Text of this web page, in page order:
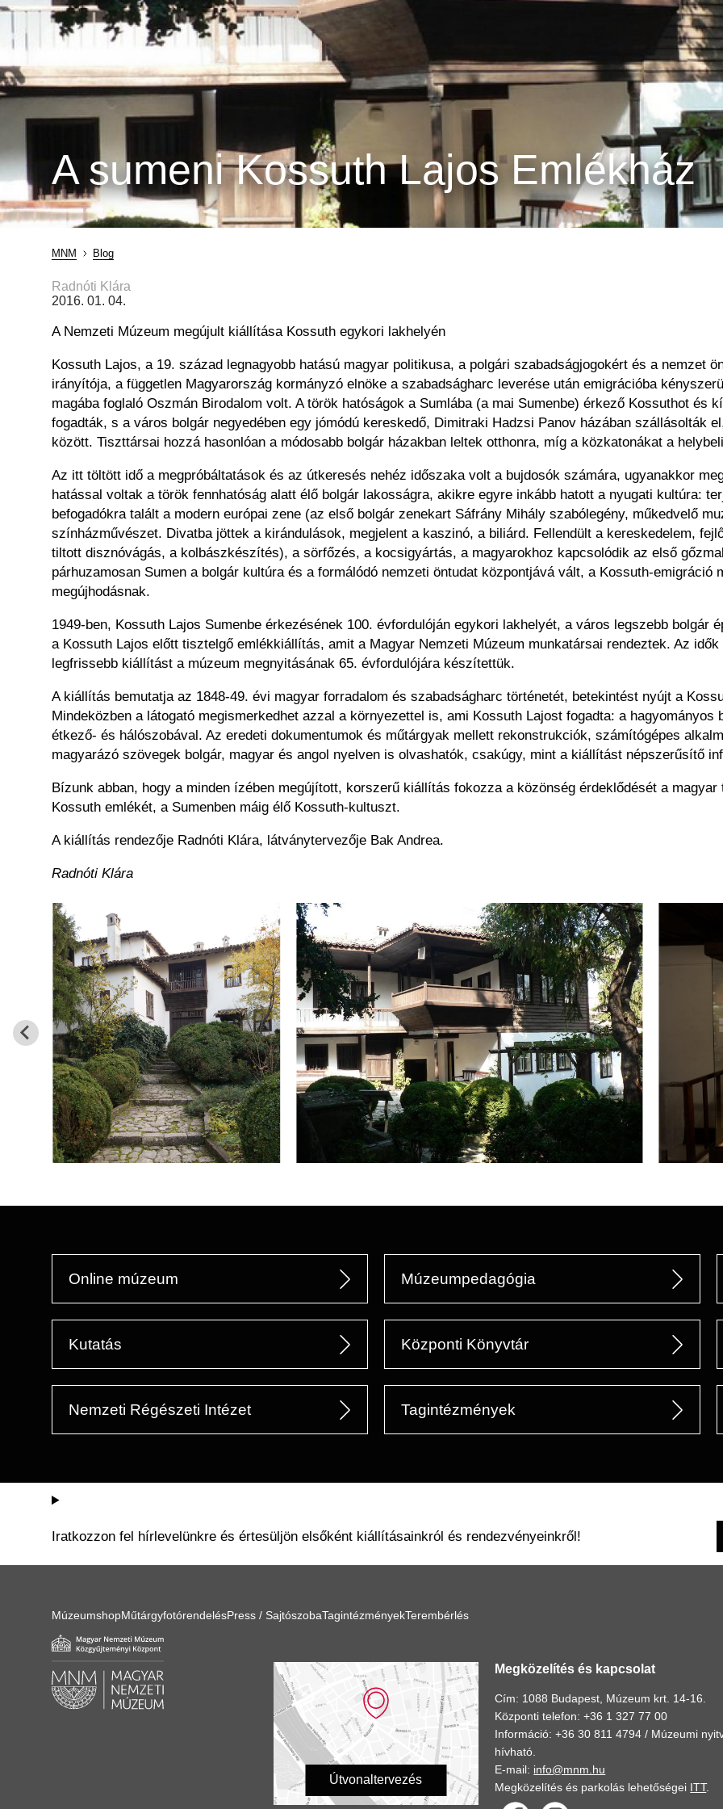
A sumeni Kossuth Lajos Emlékház
Morzsa
MNM Blog
Radnóti Klára
2016. 01. 04.
A Nemzeti Múzeum megújult kiállítása Kossuth egykori lakhelyén
Kossuth Lajos, a 19. század legnagyobb hatású magyar politikusa, a polgári szabadságjogokért és a nemzet
irányítója, a független Magyarország kormányzó elnöke a szabadságharc leverése után emigrációba
magába foglaló Oszmán Birodalom volt. A török hatóságok a Sumlába (a mai Sumenbe) érkező Kossuthot és
fogadták, s a város bolgár negyedében egy jómódú kereskedő, Dimitraki Hadzsi Panov házában szállásolták
között. Tiszttársai hozzá hasonlóan a módosabb bolgár házakban leltek otthonra, míg a közkatonákat a
Az itt töltött idő a megpróbáltatások és az útkeresés nehéz időszaka volt a bujdosók számára, ugyanakkor
hatással voltak a török fennhatóság alatt élő bolgár lakosságra, akikre egyre inkább hatott a nyugati kultúra:
befogadókra talált a modern európai zene (az első bolgár zenekart Sáfrány Mihály szabólegény, műkedvelő
színházművészet. Divatba jöttek a kirándulások, megjelent a kaszinó, a biliárd. Fellendült a kereskedelem,
tiltott disznóvágás, a kolbászkészítés), a sörfőzés, a kocsigyártás, a magyarokhoz kapcsolódik az első
párhuzamosan Sumen a bolgár kultúra és a formálódó nemzeti öntudat központjává vált, a Kossuth-emigráció
megújhodásnak.
1949-ben, Kossuth Lajos Sumenbe érkezésének 100. évfordulóján egykori lakhelyét, a város legszebb bolgár
a Kossuth Lajos előtt tisztelgő emlékkiállítás, amit a Magyar Nemzeti Múzeum munkatársai rendeztek. Az
legfrissebb kiállítást a múzeum megnyitásának 65. évfordulójára készítettük.
A kiállítás bemutatja az 1848-49. évi magyar forradalom és szabadságharc történetét, betekintést nyújt a
Mindeközben a látogató megismerkedhet azzal a környezettel is, ami Kossuth Lajost fogadta: a hagyományos
étkező- és hálószobával. Az eredeti dokumentumok és műtárgyak mellett rekonstrukciók, számítógépes
magyarázó szövegek bolgár, magyar és angol nyelven is olvashatók, csakúgy, mint a kiállítást népszerűsítő
Bízunk abban, hogy a minden ízében megújított, korszerű kiállítás fokozza a közönség érdeklődését a
Kossuth emlékét, a Sumenben máig élő Kossuth-kultuszt.
A kiállítás rendezője Radnóti Klára, látványtervezője Bak Andrea.
Radnóti Klára
Online múzeum Múzeumpedagógia
Kutatás Központi Könyvtár
Nemzeti Régészeti Intézet Tagintézmények
Iratkozzon fel hírlevelünkre és értesüljön elsőként kiállításainkról és rendezvényeinkről!
MúzeumshopMűtárgyfotórendelésPress / SajtószobaTagintézményekTerembérlés
Útvonaltervezés
Megközelítés és kapcsolat
Cím: 1088 Budapest, Múzeum krt. 14-16.
Központi telefon: +36 1 327 77 00
Információ: +36 30 811 4794 / Múzeumi
hívható.
E-mail: info@mnm.hu
Megközelítés és parkolás lehetőségei ITT.